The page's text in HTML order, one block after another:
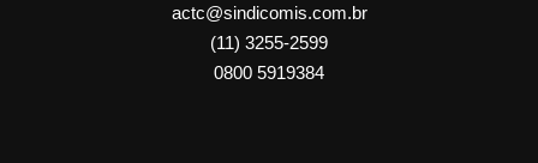
actc@sindicomis.com.br
(11) 3255-2599
0800 5919384